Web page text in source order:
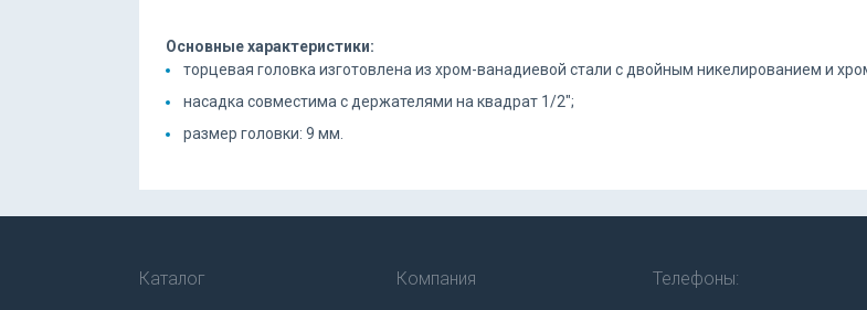
Основные характеристики:
торцевая головка изготовлена из хром-ванадиевой стали с двойным никелированием и
насадка совместима с держателями на квадрат 1/2";
размер головки: 9 мм.
Каталог Компания Телефоны: